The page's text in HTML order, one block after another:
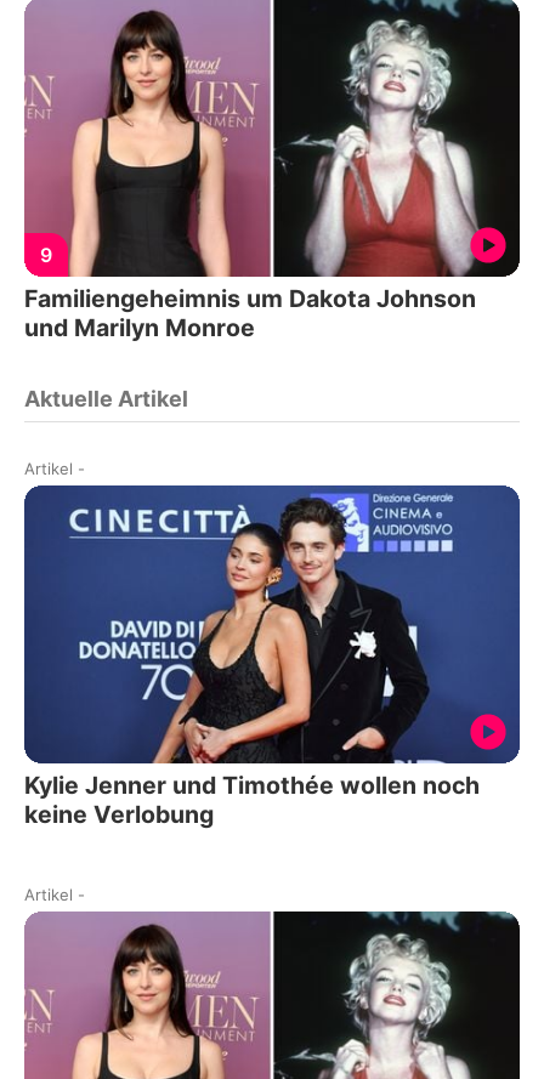
9
Familiengeheimnis um Dakota Johnson
und Marilyn Monroe
Aktuelle Artikel
Artikel -
Kylie Jenner und Timothée wollen noch
keine Verlobung
Artikel -